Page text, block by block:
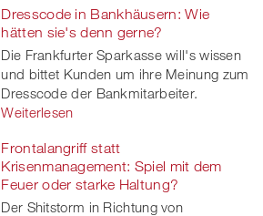
Dresscode in Bankhäusern: Wie
hätten sie's denn gerne?
Die Frankfurter Sparkasse will's wissen
und bittet Kunden um ihre Meinung zum
Dresscode der Bankmitarbeiter.
Weiterlesen
Frontalangriff statt
Krisenmanagement: Spiel mit dem
Feuer oder starke Haltung?
Der Shitstorm in Richtung von